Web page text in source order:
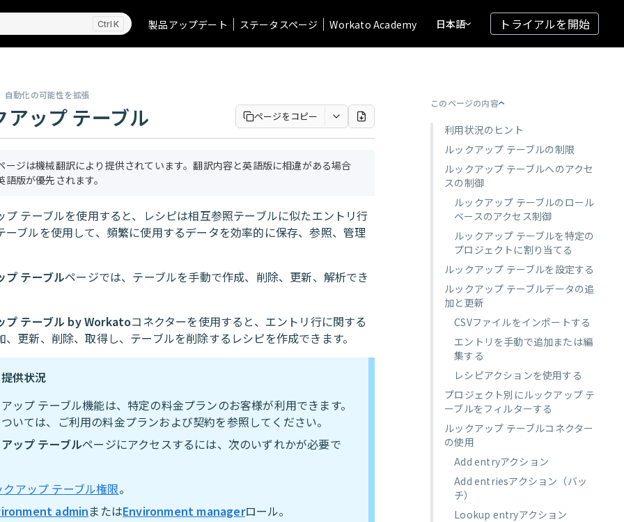
K 製品アップデート ステータスページ Workato Academy 日本語 トライアルを開始
自動化の可能性を拡張
アップ テーブル
ージは機械翻訳により提供されています。翻訳内容と英語版に相違がある場合
語版が優先されます。
ページをコピー
プ テーブルを使用すると、レシピは相互参照テーブルに似たエントリ行
ーブルを使用して、頻繁に使用するデータを効率的に保存、参照、管理
プ テーブルページでは、テーブルを手動で作成、削除、更新、解析でき
プ テーブル by Workatoコネクターを使用すると、エントリ行に関する
、更新、削除、取得し、テーブルを削除するレシピを作成できます。
供状況
ップ テーブル機能は、特定の料金プランのお客様が利用できます。
いては、ご利用の料金プランおよび契約を参照してください。
ップ テーブルページにアクセスするには、次のいずれかが必要で
クアップ テーブル権限。
adminまたはEnvironment managerロール。
このページの内容
利用状況のヒント
ルックアップ テーブルの制限
ルックアップ テーブルへのアクセ
スの制御
ルックアップ テーブルのロール
ベースのアクセス制御
ルックアップ テーブルを特定の
プロジェクトに割り当てる
ルックアップ テーブルを設定する
ルックアップ テーブルデータの追
加と更新
CSVファイルをインポートする
エントリを手動で追加または編
集する
レシピアクションを使用する
プロジェクト別にルックアップ テ
ーブルをフィルターする
ルックアップ テーブルコネクター
の使用
Add entryアクション
Add entriesアクション（バッ
チ）
Lookup entryアクション